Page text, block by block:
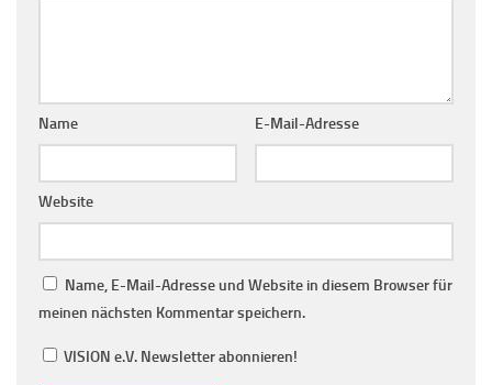
Name E-Mail-Adresse
Website
Name, E-Mail-Adresse und Website in diesem Browser für
meinen nächsten Kommentar speichern.
VISION e.V. Newsletter abonnieren!